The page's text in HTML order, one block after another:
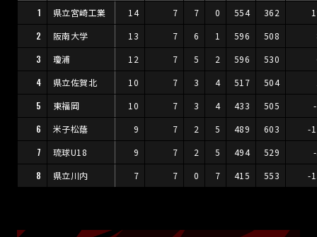
1
県立宮崎工業 14 7 7 0 554 362
2
阪南大学 13 7 6 1 596 508
3
瓊浦 12 7 5 2 596 530
4
県立佐賀北 10 7 3 4 517 504
5
東福岡 10 7 3 4 433 505
6
米子松蔭 9 7 2 5 489 603
-
7
琉球U18 9 7 2 5 494 529
8
県立川内 7 7 0 7 415 553 -